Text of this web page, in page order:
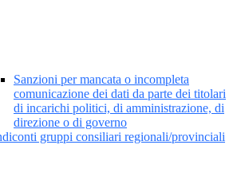
Sanzioni per mancata o incompleta
comunicazione dei dati da parte dei titolari
di incarichi politici, di amministrazione, di
direzione o di governo
gruppi consiliari regionali/provinciali